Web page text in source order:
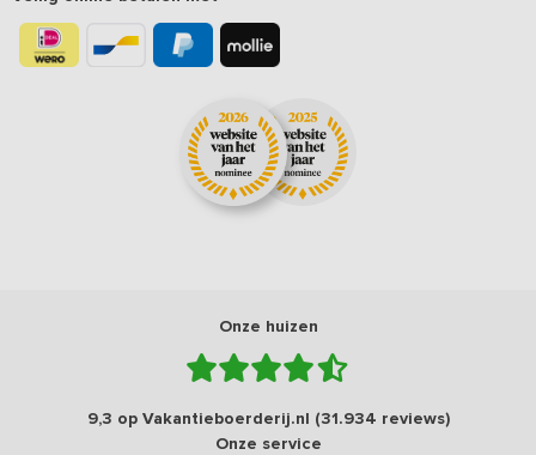
Onze huizen
9,3 op Vakantieboerderij.nl (31.934 reviews)
Onze service